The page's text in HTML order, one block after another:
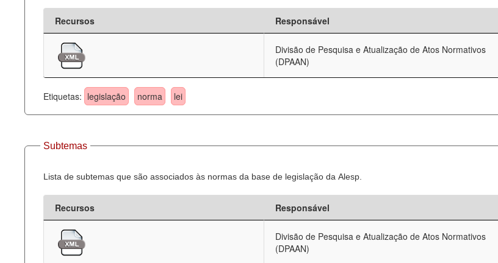
Recursos Responsável
Divisão de Pesquisa e Atualização de Atos Normativos
(DPAAN)
Etiquetas: legislação norma lei
Subtemas
Lista de subtemas que são associados às normas da base de legislação da Alesp.
Recursos Responsável
Divisão de Pesquisa e Atualização de Atos Normativos
(DPAAN)